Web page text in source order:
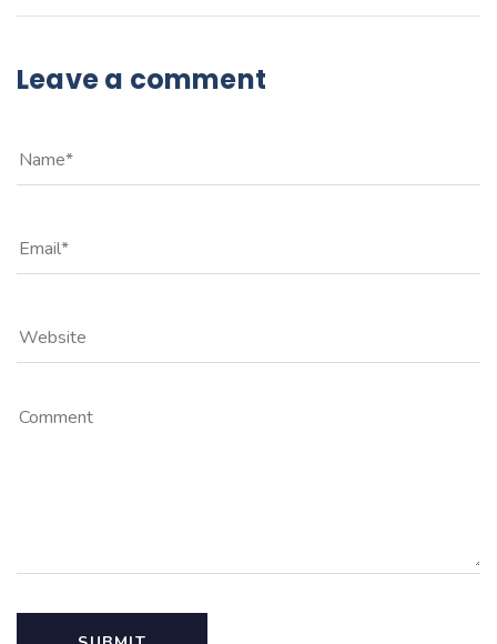
Leave a comment